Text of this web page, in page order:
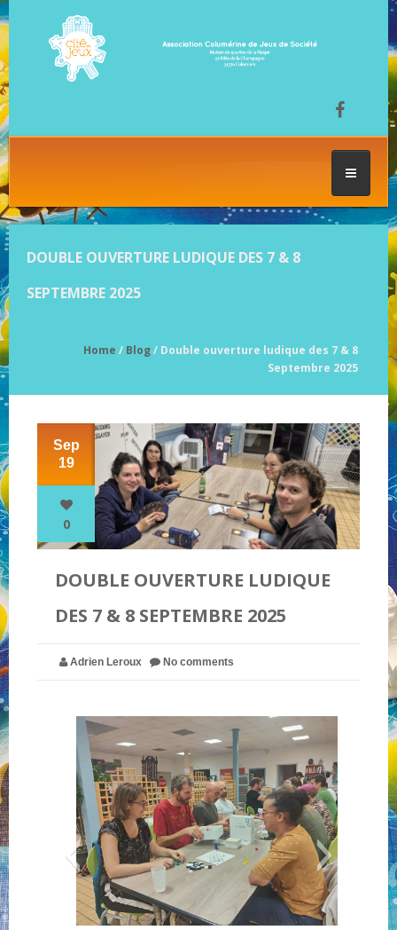
LES SÉANCES DE JEU
FESTIVAL DU JEU
NOS JEUX
NOS PARTENAIRES
QUI SOMMES-NOUS ?
DOUBLE OUVERTURE LUDIQUE DES 7 & 8
SEPTEMBRE 2025
Home / Blog/ Double ouverture ludique des 7 & 8
Septembre 2025
Sep
19
0
DOUBLE OUVERTURE LUDIQUE
DES 7 & 8 SEPTEMBRE 2025
Adrien Leroux No comments